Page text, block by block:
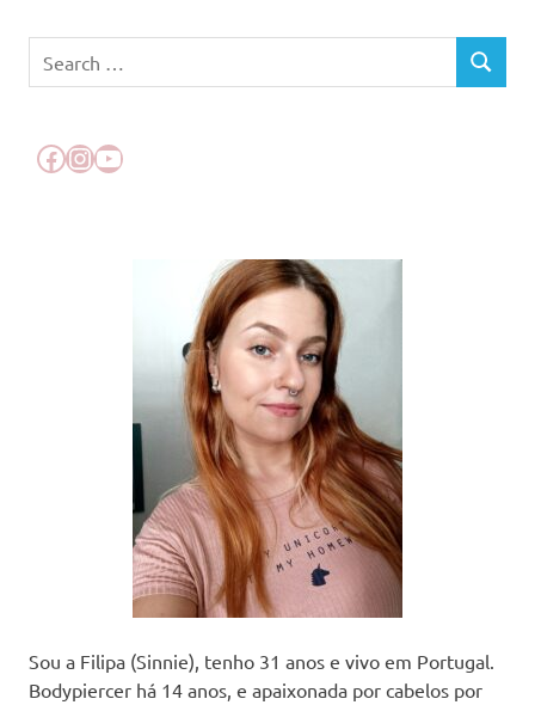
for:
SEARCH
Facebook
Instagram
YouTube
Sou a Filipa (Sinnie), tenho 31 anos e vivo em Portugal.
Bodypiercer há 14 anos, e apaixonada por cabelos por